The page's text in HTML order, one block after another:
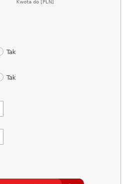
Kwota do [PLN]
Tak
Tak